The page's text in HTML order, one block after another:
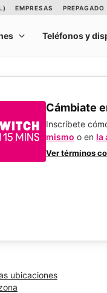
​​​​​​​Cámbiate
Inscríbete
mismo o en la
Ver términos
ubicaciones